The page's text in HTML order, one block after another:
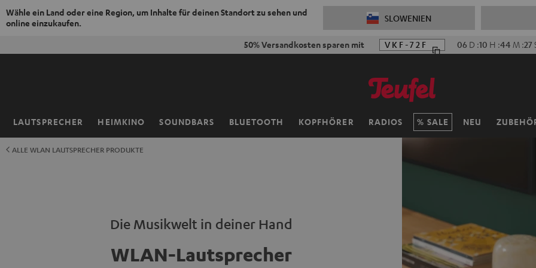
Wähle ein Land oder eine Region, um Inhalte für deinen Standort zu sehen und
online einzukaufen.
SLOWENIEN
50% Versandkosten sparen mit VKF-72F 06 D :10 H :44 M :26
LAUTSPRECHER HEIMKINO SOUNDBARS BLUETOOTH KOPFHÖRER RADIOS SALE NEU
Startseite
ALLE WLAN LAUTSPRECHER PRODUKTE
Die Musikwelt in deiner Hand
WLAN-Lautsprecher